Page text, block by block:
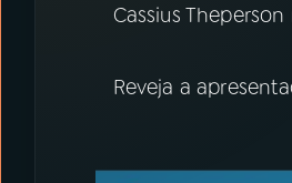
YouTube
Instagram X
Cassius
Reveja a